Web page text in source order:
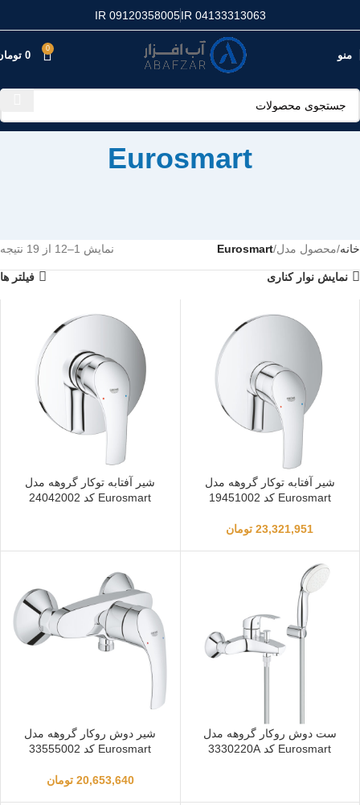
IR 04133313063
IR 09120358005
منو
0
0
Eurosmart
خانه محصول مدل Eurosmart نمایش 1–12 از 19 نتیجه
نمایش نوار کناری فیلتر ها
شیر آفتابه توکار گروهه مدل
Eurosmart کد 19451002
23,321,951 تومان
شیر آفتابه توکار گروهه مدل
Eurosmart کد 24042002
ست دوش روکار گروهه مدل
Eurosmart کد 3330220A
شیر دوش روکار گروهه مدل
Eurosmart کد 33555002
20,653,640 تومان